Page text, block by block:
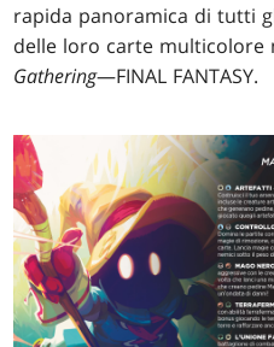
rapida panoramica di tutti
delle loro carte
Gathering—FINAL FANTASY.